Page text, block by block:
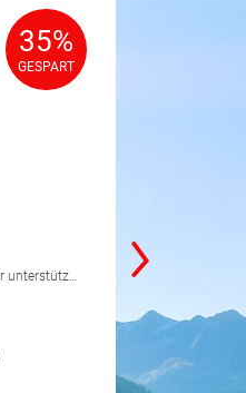
35%
GESPART
35%
GESPART
Das Arzneimittel wird angewendet zur unterstützenden Behandlung der Heilung von Haut- und Schleimhautschädigungen.